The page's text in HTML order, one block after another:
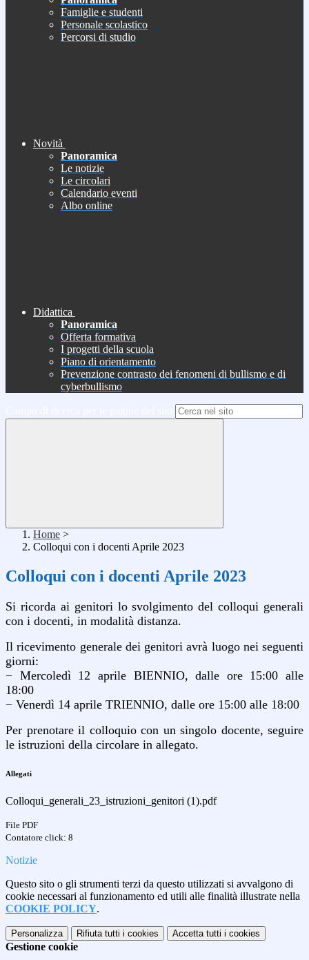
Famiglie e studenti
Personale scolastico
Percorsi di studio
Novità
Panoramica
Le notizie
Le circolari
Calendario eventi
Albo online
Didattica
Panoramica
Offerta formativa
I progetti della scuola
Piano di orientamento
Prevenzione contrasto dei fenomeni di bullismo e di
cyberbullismo
Home >
Colloqui con i docenti Aprile 2023
Colloqui con i docenti Aprile 2023
Si ricorda ai genitori lo svolgimento del colloqui generali
con i docenti, in modalità distanza.
Il ricevimento generale dei genitori avrà luogo nei seguenti
giorni:
− Mercoledì 12 aprile BIENNIO, dalle ore 15:00 alle
18:00
− Venerdì 14 aprile TRIENNIO, dalle ore 15:00 alle 18:00
Per prenotare il colloquio con un singolo docente, seguire
le istruzioni della circolare in allegato.
Allegati
Colloqui_generali_23_istruzioni_genitori (1).pdf
File PDF
Contatore click: 8
Notizie
Questo sito o gli strumenti terzi da questo utilizzati si avvalgono di
cookie necessari al funzionamento ed utili alle finalità illustrate nella
COOKIE POLICY.
Personalizza Rifiuta tutti i cookies Accetta tutti i cookies
Gestione cookie